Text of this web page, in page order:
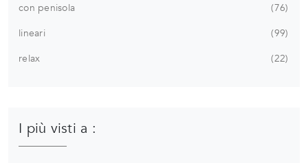
con penisola
76
lineari
99
relax
22
I più visti a :